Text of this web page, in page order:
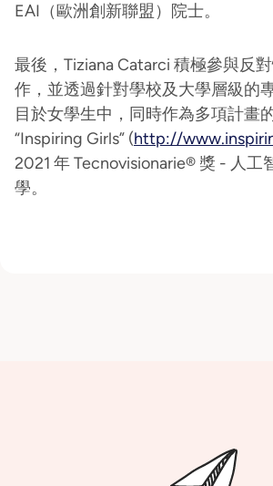
EAI（歐洲創新聯盟）院士。
最後，Tiziana Catarci 積極參與反
作，並透過針對學校及大學層級的
目於女學生中，同時作為多項計畫
“Inspiring Girls” (http://
2021 年 Tecnovisionarie® 獎 - 人工
學。